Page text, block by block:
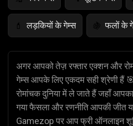
💄 लड़कियों के गेम्स 🍇 फलों के
अगर आपको तेज़ रफ्तार एक्शन और
गेम्स आपके लिए एकदम सही श्रेणी हैं
रोमांचक दुनिया में ले जाते हैं जहाँ
गया फैसला और रणनीति आपकी जीत
Gamezop पर आप फ्री ऑनलाइन